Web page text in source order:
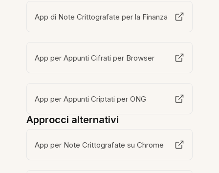
App di Note Crittografate per la Finanza
App per Appunti Cifrati per Browser
App per Appunti Criptati per ONG
Approcci alternativi
App per Note Crittografate su Chrome